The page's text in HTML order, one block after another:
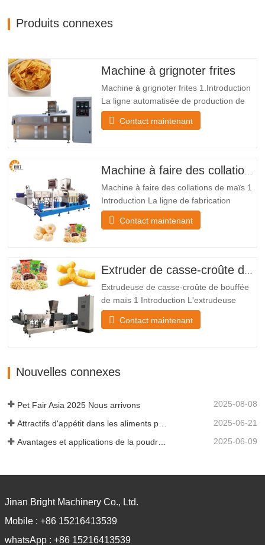
Produits connexes
Machine à grignoter frites
Machine à grignoter frites 1.Introduction
La ligne automatisée de production de
collations frites fabrique des substances
brutes en poudre qui comprennent de la
de friture, d’aromatisation et de
Contact maintenant
Machine à faire des collations de maïs
Machine à faire des collations de maïs 1
Introduction La ligne de fabrication
automatique de collations soufflées
transforme les matières premières en
machine qui les mélange, les bouffées,
Contact maintenant
Extruder de casse-croûte de puff de maïs
Extrudeuse de casse-croûte de bouffée
de maïs 1 Introduction L'extrudeuse
automatique de bouffées de maïs
transforme des substances brutes en
séchage, d'aromatisation et de…
Contact maintenant
Nouvelles connexes
Pet Fair Asia 2025 Nous arrivons 2025-08-08
2025-06-21
Avantages et applications de la poudre nutritionnelle expansée 2025-06-09
Jinan Bright Machinery Co., Ltd.
Mobile : +86 15216413539
whatsApp : +86 15216413539